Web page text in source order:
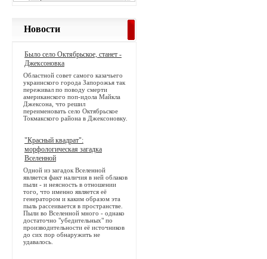
Новости
Было село Октябрьское, станет -
Джексоновка
Областной совет самого казачьего
украинского города Запорожья так
переживал по поводу смерти
американского поп-идола Майкла
Джексона, что решил
переименовать село Октябрьское
Токмакского района в Джексоновку.
"Красный квадрат":
морфологическая загадка
Вселенной
Одной из загадок Вселенной
является факт наличия в ней облаков
пыли - и неясность в отношении
того, что именно является её
генератором и каким образом эта
пыль рассеивается в пространстве.
Пыли во Вселенной много - однако
достаточно "убедительных" по
производительности её источников
до сих пор обнаружить не
удавалось.